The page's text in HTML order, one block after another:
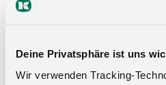
Deine Privatsphäre ist uns
Wir verwenden Tracking-